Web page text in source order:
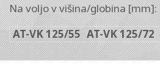
Na voljo v višina/globina [mm]:
AT-VK 125/55 AT-VK 125/72